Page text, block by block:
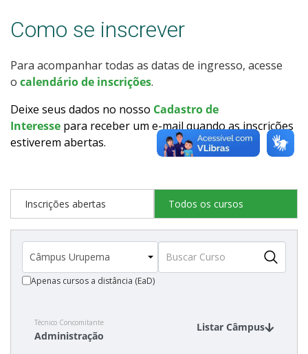
Como posso estudar no IFSC?
Calendário de inscrições
Processos Seletivos
Cotas
Orientações para Matrícula
Vagas Ociosas
Transferências e Retornos
Provas e Gabaritos
Como se inscrever
Para acompanhar todas as datas de ingresso, acesse
o calendário de inscrições.
Deixe seus dados no nosso Cadastro de
Interesse para receber um e-mail quando as inscrições
estiverem abertas.
Inscrições abertas Todos os cursos
Apenas cursos a distância (EaD)
Técnico Concomitante
Administração
Listar Câmpus